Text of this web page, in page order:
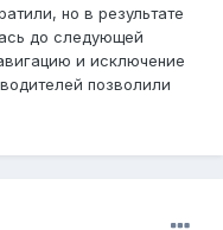
но в результате
до следующей
и исключение
позволили